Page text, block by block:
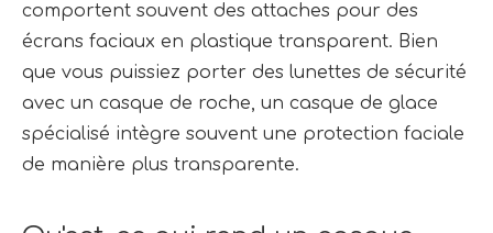
comportent souvent des attaches pour des
écrans faciaux en plastique transparent. Bien
que vous puissiez porter des lunettes de sécurité
avec un casque de roche, un casque de glace
spécialisé intègre souvent une protection faciale
de manière plus transparente.